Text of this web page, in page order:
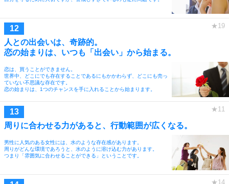
人との出会いは、奇跡的。
恋の始まりは、いつも「出会い」から始まる。
恋は、買うことができません。
世界中、どこにでも存在することであるにもかかわらず、どこにも売っ
ていない不思議な存在です。
恋の始まりは、1つのチャンスを手に入れることから始まります。
周りに合わせる力があると、行動範囲が広くなる。
男性に人気のある女性には、水のような存在感があります。
周りがどんな環境であろうと、水のように溶け込む力があります。
つまり「雰囲気に合わせることができる」ということです。